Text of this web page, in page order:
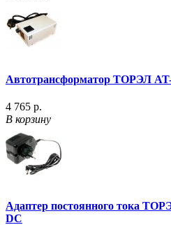
Автотрансформатор ТОРЭЛ
4 765 р.
В корзину
Адаптер постоянного тока
DC